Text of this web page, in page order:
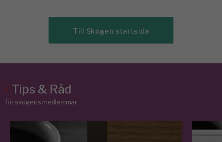
Till Skogen startsida
/Tips & Råd
för skogens medlemmar